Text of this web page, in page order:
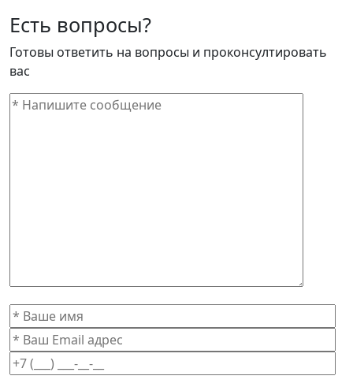
Есть вопросы?
Готовы ответить на вопросы и проконсултировать
вас